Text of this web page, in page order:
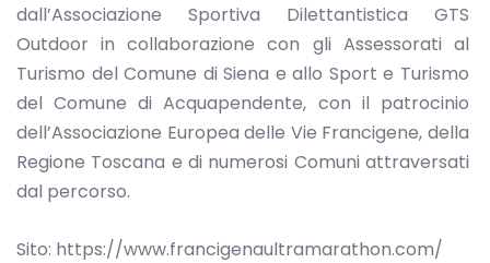
dall’Associazione Sportiva Dilettantistica GTS
Outdoor in collaborazione con gli Assessorati al
Turismo del Comune di Siena e allo Sport e Turismo
del Comune di Acquapendente, con il patrocinio
dell’Associazione Europea delle Vie Francigene, della
Regione Toscana e di numerosi Comuni attraversati
dal percorso.
Sito: https://www.francigenaultramarathon.com/